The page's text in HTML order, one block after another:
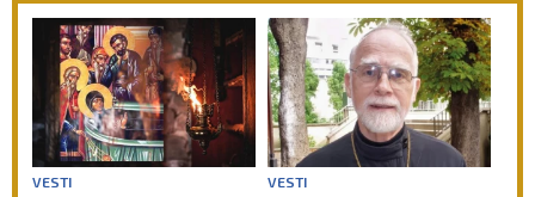
VESTI VESTI